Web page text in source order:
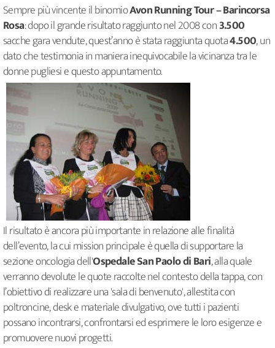
Sempre più vincente il binomioAvon Running Tour – Barincorsa
Rosa: dopo il grande risultato raggiunto nel 2008 con3.500
sacche gara vendute, quest’anno è stata raggiunta quota4.500, un
dato che testimonia in maniera inequivocabile la vicinanza tra le
donne pugliesi e questo appuntamento.
Il risultato è ancora più importante in relazione alle finalità
dell’evento, la cui mission principale è quella di supportare la
sezione oncologia dell'Ospedale San Paolo di Bari, alla quale
verranno devolute le quote raccolte nel contesto della tappa, con
l’obiettivo di realizzare una 'sala di benvenuto', allestita con
poltroncine, desk e materiale divulgativo, ove tutti i pazienti
possano incontrarsi, confrontarsi ed esprimere le loro esigenze e
promuovere nuovi progetti.